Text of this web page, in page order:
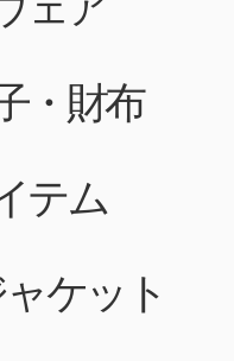
・財布
テム
ケット